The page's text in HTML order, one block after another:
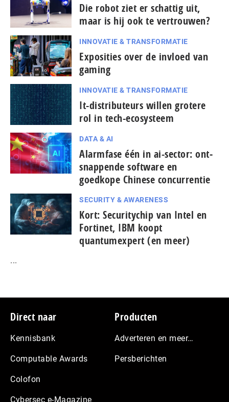
Die robot ziet er schattig uit,
maar is hij ook te vertrouwen?
INNOVATIE & TRANSFORMATIE
Exposities over de invloed van
gaming
INNOVATIE & TRANSFORMATIE
It-dis­tri­bu­teurs willen grotere
rol in tech-ecosysteem
DATA & AI
Alarmfase één in ai-sector: ont­
snap­pen­de software en
goedkope Chinese con­cur­ren­tie
SECURITY & AWARENESS
Kort: Se­cu­ri­ty­chip van Intel en
Fortinet, IBM koopt
quantumexpert (en meer)
...
Footer
Direct naar
Kennisbank
Computable Awards
Colofon
Cybersec e-Magazine
Producten
Adverteren en meer…
Persberichten